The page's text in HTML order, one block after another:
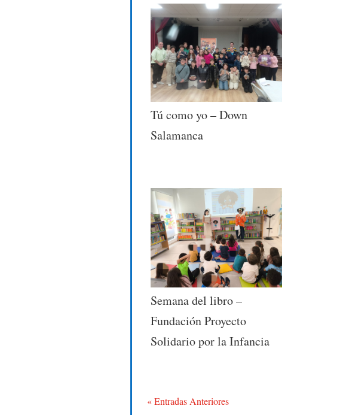
Tú como yo – Down
Salamanca
Semana del libro –
Fundación Proyecto
Solidario por la Infancia
« Entradas Anteriores